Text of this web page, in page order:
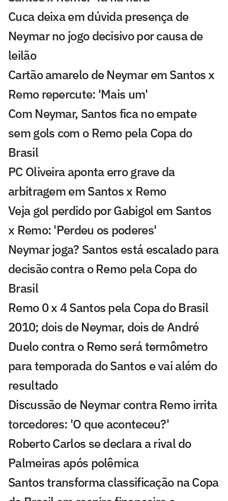
Cuca deixa em dúvida presença de
Neymar no jogo decisivo por causa de
leilão
Cartão amarelo de Neymar em Santos x
Remo repercute: 'Mais um'
Com Neymar, Santos fica no empate
sem gols com o Remo pela Copa do
Brasil
PC Oliveira aponta erro grave da
arbitragem em Santos x Remo
Veja gol perdido por Gabigol em Santos
x Remo: 'Perdeu os poderes'
Neymar joga? Santos está escalado para
decisão contra o Remo pela Copa do
Brasil
Remo 0 x 4 Santos pela Copa do Brasil
2010; dois de Neymar, dois de André
Duelo contra o Remo será termômetro
para temporada do Santos e vai além do
resultado
Discussão de Neymar contra Remo irrita
torcedores: 'O que aconteceu?'
Roberto Carlos se declara a rival do
Palmeiras após polêmica
Santos transforma classificação na Copa